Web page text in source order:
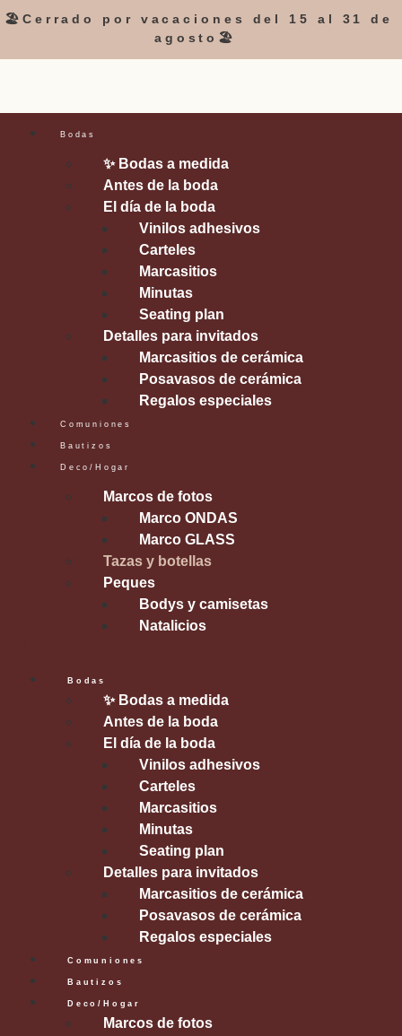
🏖️Cerrado por vacaciones del 15 al 31 de
agosto🏖️
Bodas
✨ Bodas a medida
Antes de la boda
El día de la boda
Vinilos adhesivos
Carteles
Marcasitios
Minutas
Seating plan
Detalles para invitados
Marcasitios de cerámica
Posavasos de cerámica
Regalos especiales
Comuniones
Bautizos
Deco/Hogar
Marcos de fotos
Marco ONDAS
Marco GLASS
Tazas y botellas
Peques
Bodys y camisetas
Natalicios
Bodas
✨ Bodas a medida
Antes de la boda
El día de la boda
Vinilos adhesivos
Carteles
Marcasitios
Minutas
Seating plan
Detalles para invitados
Marcasitios de cerámica
Posavasos de cerámica
Regalos especiales
Comuniones
Bautizos
Deco/Hogar
Marcos de fotos